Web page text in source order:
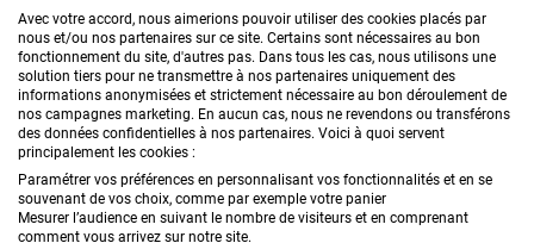
CONTACTEZ-NOUS
PRODUITS
CONSEILS
Avec votre accord, nous aimerions pouvoir utiliser des cookies placés par
nous et/ou nos partenaires sur ce site. Certains sont nécessaires au bon
fonctionnement du site, d'autres pas. Dans tous les cas, nous utilisons une
solution tiers pour ne transmettre à nos partenaires uniquement des
informations anonymisées et strictement nécessaire au bon déroulement de
nos campagnes marketing. En aucun cas, nous ne revendons ou transférons
des données confidentielles à nos partenaires. Voici à quoi servent
principalement les cookies :
Paramétrer vos préférences en personnalisant vos fonctionnalités et en se
souvenant de vos choix, comme par exemple votre panier
Mesurer l’audience en suivant le nombre de visiteurs et en comprenant
comment vous arrivez sur notre site.